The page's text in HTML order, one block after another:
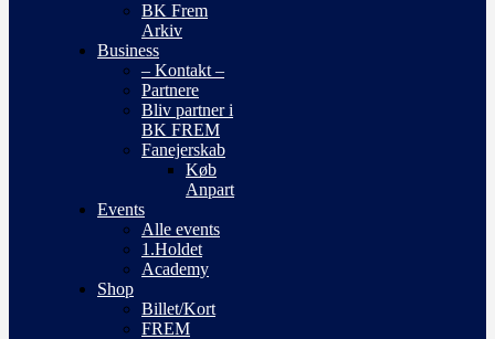
BK Frem
Arkiv
Business
– Kontakt –
Partnere
Bliv partner i
BK FREM
Fanejerskab
Køb
Anpart
Events
Alle events
1.Holdet
Academy
Shop
Billet/Kort
FREM